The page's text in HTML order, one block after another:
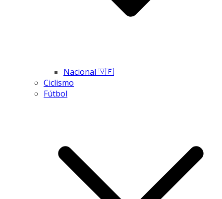
Nacional 🇻🇪
Ciclismo
Fútbol